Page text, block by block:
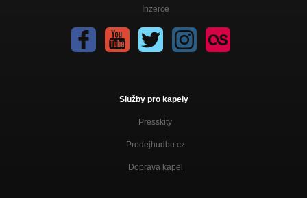
Inzerce
Služby pro kapely
Presskity
Prodejhudbu.cz
Doprava kapel